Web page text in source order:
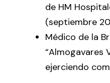
de HM
(septiembre
Médico de la
“Almogavares
ejerciendo